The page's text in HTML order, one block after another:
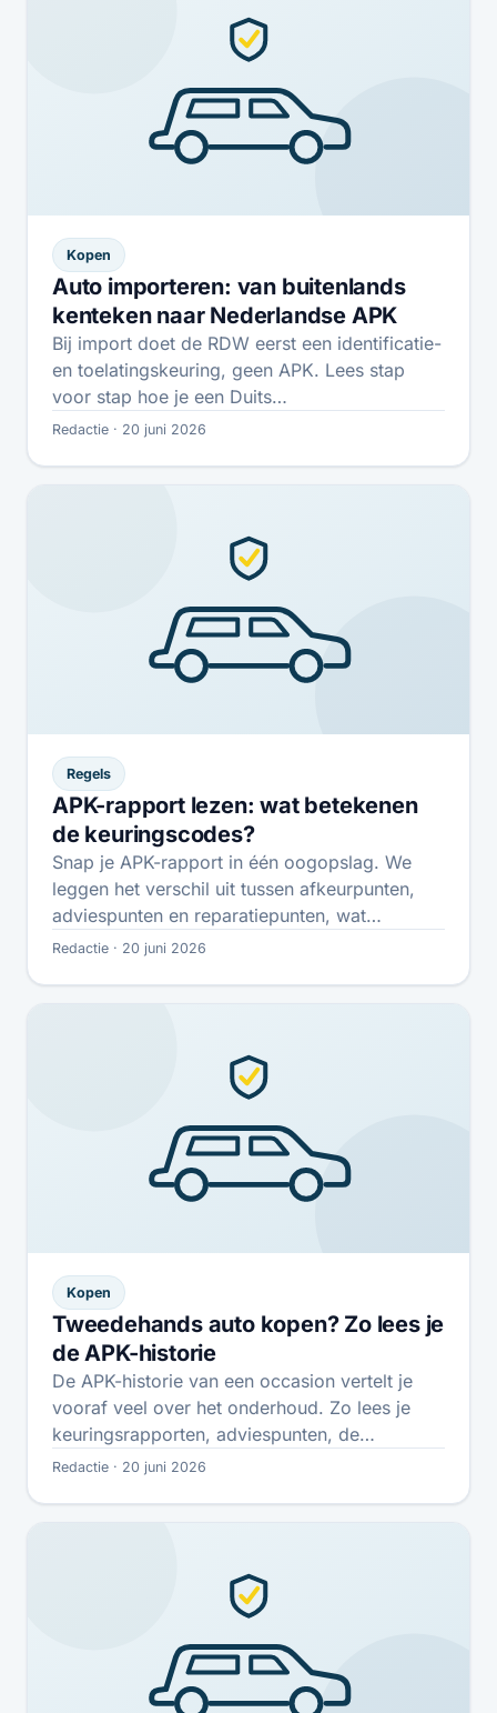
Kopen
Auto importeren: van buitenlands
kenteken naar Nederlandse APK
Bij import doet de RDW eerst een identificatie-
en toelatingskeuring, geen APK. Lees stap
voor stap hoe je een Duits…
Redactie · 20 juni 2026
Regels
APK-rapport lezen: wat betekenen
de keuringscodes?
Snap je APK-rapport in één oogopslag. We
leggen het verschil uit tussen afkeurpunten,
adviespunten en reparatiepunten, wat
"hersteld" betekent en…
Redactie · 20 juni 2026
Kopen
Tweedehands auto kopen? Zo lees je
de APK-historie
De APK-historie van een occasion vertelt je
vooraf veel over het onderhoud. Zo lees je
keuringsrapporten, adviespunten, de
tellerstand en…
Redactie · 20 juni 2026